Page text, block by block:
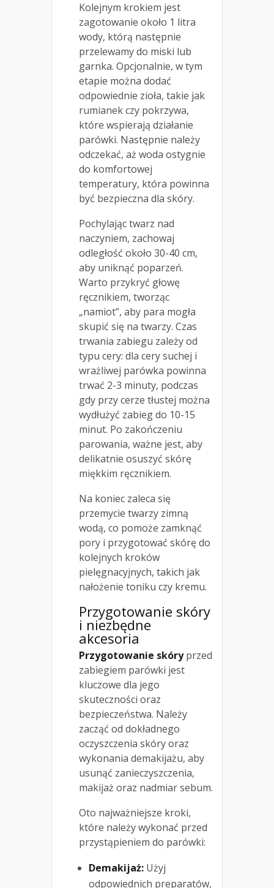
Kolejnym krokiem jest
zagotowanie około 1 litra
wody, którą następnie
przelewamy do miski lub
garnka. Opcjonalnie, w tym
etapie można dodać
odpowiednie zioła, takie jak
rumianek czy pokrzywa,
które wspierają działanie
parówki. Następnie należy
odczekać, aż woda ostygnie
do komfortowej
temperatury, która powinna
być bezpieczna dla skóry.
Pochylając twarz nad
naczyniem, zachowaj
odległość około 30-40 cm,
aby uniknąć poparzeń.
Warto przykryć głowę
ręcznikiem, tworząc
„namiot”, aby para mogła
skupić się na twarzy. Czas
trwania zabiegu zależy od
typu cery: dla cery suchej i
wrażliwej parówka powinna
trwać 2-3 minuty, podczas
gdy przy cerze tłustej można
wydłużyć zabieg do 10-15
minut. Po zakończeniu
parowania, ważne jest, aby
delikatnie osuszyć skórę
miękkim ręcznikiem.
Na koniec zaleca się
przemycie twarzy zimną
wodą, co pomoże zamknąć
pory i przygotować skórę do
kolejnych kroków
pielęgnacyjnych, takich jak
nałożenie toniku czy kremu.
Przygotowanie skóry
i niezbędne
akcesoria
Przygotowanie skóryprzed
zabiegiem parówki jest
kluczowe dla jego
skuteczności oraz
bezpieczeństwa. Należy
zacząć od dokładnego
oczyszczenia skóry oraz
wykonania demakijażu, aby
usunąć zanieczyszczenia,
makijaż oraz nadmiar sebum.
Oto najważniejsze kroki,
które należy wykonać przed
przystąpieniem do parówki:
Demakijaż: Użyj
odpowiednich preparatów,